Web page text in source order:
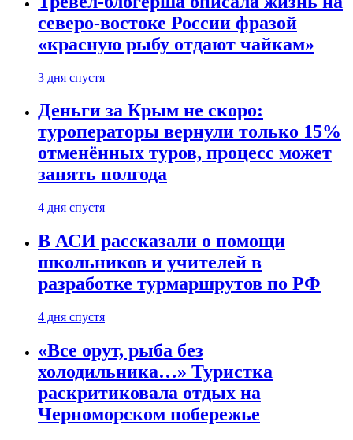
северо-востоке России фразой
«красную рыбу отдают чайкам»
3 дня спустя
Деньги за Крым не скоро:
туроператоры вернули только 15%
отменённых туров, процесс может
занять полгода
4 дня спустя
В АСИ рассказали о помощи
школьников и учителей в
разработке турмаршрутов по РФ
4 дня спустя
«Все орут, рыба без
холодильника…» Туристка
раскритиковала отдых на
Черноморском побережье